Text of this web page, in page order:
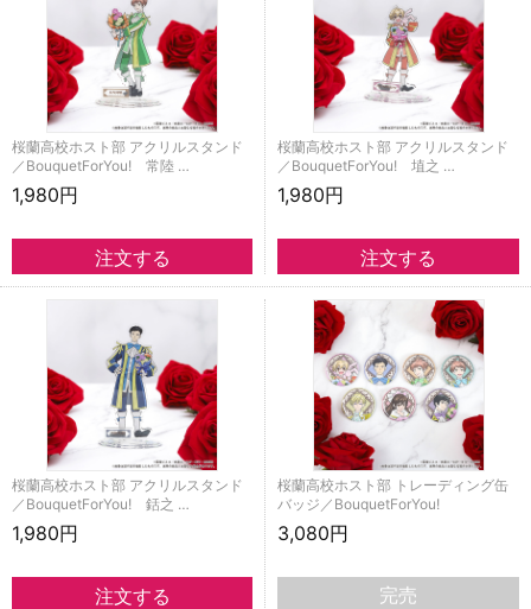
桜蘭高校ホスト部 アクリルスタンド
／BouquetForYou! 常陸 …
1,980円
桜蘭高校ホスト部 アクリルスタンド
／BouquetForYou! 埴之 …
1,980円
桜蘭高校ホスト部 アクリルスタンド
／BouquetForYou! 銛之 …
1,980円
桜蘭高校ホスト部 トレーディング缶
バッジ／BouquetForYou!
3,080円
完売